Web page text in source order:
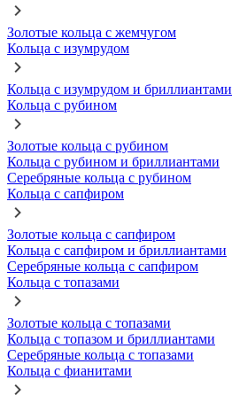
Золотые кольца с жемчугом
Кольца с изумрудом
Кольца с изумрудом и бриллиантами
Кольца с рубином
Золотые кольца с рубином
Кольца с рубином и бриллиантами
Серебряные кольца с рубином
Кольца с сапфиром
Золотые кольца с сапфиром
Кольца с сапфиром и бриллиантами
Серебряные кольца с сапфиром
Кольца с топазами
Золотые кольца с топазами
Кольца с топазом и бриллиантами
Серебряные кольца с топазами
Кольца с фианитами